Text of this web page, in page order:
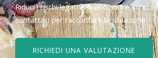
Riduci i rischi legati a guano, nidi e accessi
contattaci per raccontare la situazione.
RICHIEDI UNA VALUTAZIONE